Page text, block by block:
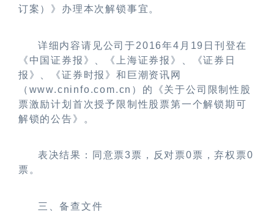
订案）》办理本次解锁事宜。
详细内容请见公司于2016年4月19日刊登在
《中国证券报》、《上海证券报》、《证券日
报》、《证券时报》和巨潮资讯网
（www.cninfo.com.cn）的《关于公司限制性股
票激励计划首次授予限制性股票第一个解锁期可
解锁的公告》。
表决结果：同意票3票，反对票0票，弃权票0
票 。
三、备查文件